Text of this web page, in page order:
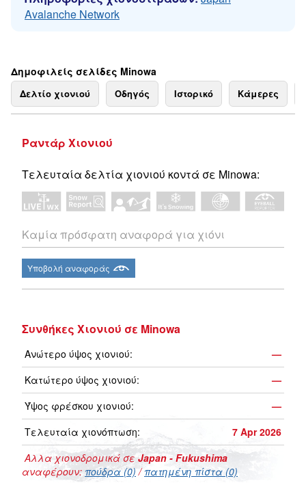
Avalanche Network
Δημοφιλείς σελίδες Minowa
Δελτίο χιονιού Οδηγός Ιστορικό Κάμερες
Ραντάρ Χιονιού
Τελευταία δελτία χιονιού κοντά σε Minowa:
Καμία πρόσφατη αναφορά για χιόνι
Υποβολή αναφοράς
Συνθήκες Χιονιού σε Minowa
Ανώτερο ύψος χιονιού:
—
Κατώτερο ύψος χιονιού:
—
Ύψος φρέσκου χιονιού:
—
Τελευταία χιονόπτωση:
7 Apr 2026
Αλλα χιονοδρομικά σεJapan - Fukushima
αναφέρουν:πούδρα (0)/πατημένη πίστα (0)